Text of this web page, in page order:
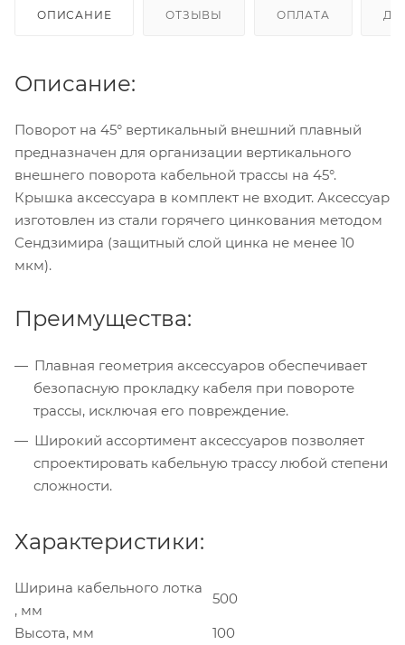
ОПИСАНИЕ ОТЗЫВЫ ОПЛАТА
Описание:
Поворот на 45° вертикальный внешний плавный
предназначен для организации вертикального
внешнего поворота кабельной трассы на 45°.
Крышка аксессуара в комплект не входит. Аксессуар
изготовлен из стали горячего цинкования методом
Сендзимира (защитный слой цинка не менее 10
мкм).
Преимущества:
Плавная геометрия аксессуаров обеспечивает
безопасную прокладку кабеля при повороте
трассы, исключая его повреждение.
Широкий ассортимент аксессуаров позволяет
спроектировать кабельную трассу любой степени
сложности.
Характеристики:
Ширина кабельного лотка
, мм
500
Высота, мм
100